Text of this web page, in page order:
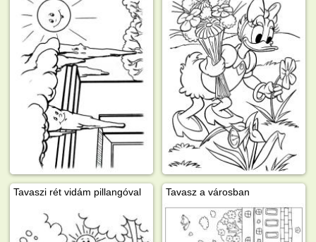
Tavaszi rét vidám pillangóval Tavasz a városban